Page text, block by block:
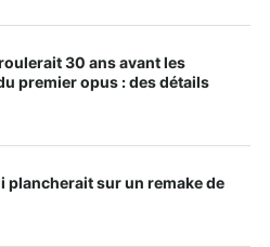
30 ans avant les
premier opus : des détails
plancherait sur un remake de